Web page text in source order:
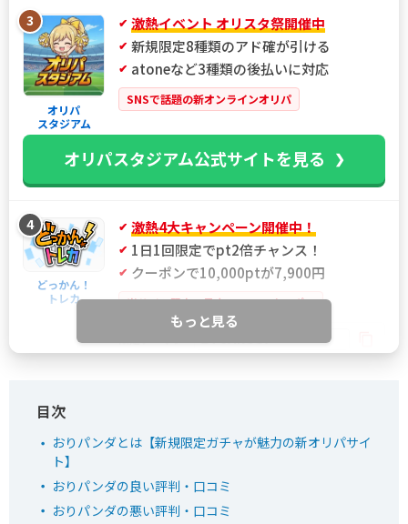
3
オリパ
スタジアム
激熱イベント オリスタ祭開催中
新規限定8種類のアド確が引ける
atoneなど3種類の後払いに対応
SNSで話題の新オンラインオリパ
オリパスタジアム公式サイトを見る
4
どっかん！
トレカ
激熱4大キャンペーン開催中！
1日1回限定でpt2倍チャンス！
クーポンで10,000ptが7,900円
当サイト限定！最大21%OFFクーポン
おりパンダ
新規アド確で4,554coin以上獲得
ログボで無料ガチャが引ける
もっと見る
おりパンダとは【新規限定ガチャが魅力の新オリパサイ
ト】
おりパンダの良い評判・口コミ
おりパンダの悪い評判・口コミ